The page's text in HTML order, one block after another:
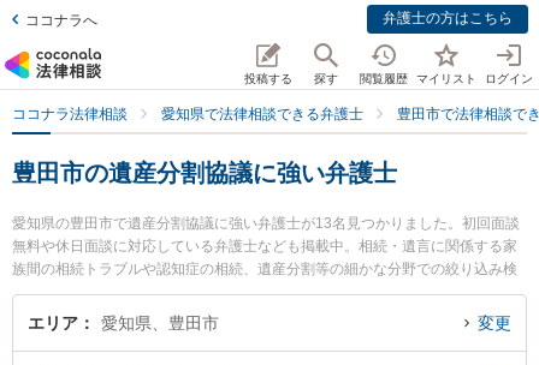
ココナラへ 弁護士の方はこちら
投稿する 探す 閲覧履歴 マイリスト ログイン
ココナラ法律相談 愛知県で法律相談できる弁護士 豊田市で法律相談で
豊田市の遺産分割協議に強い弁護士
愛知県の豊田市で遺産分割協議に強い弁護士が13名見つかりました。初回面談
無料や休日面談に対応している弁護士なども掲載中。相続・遺言に関係する家
族間の相続トラブルや認知症の相続、遺産分割等の細かな分野での絞り込み検
索もでき便利です。特に倉橋法律事務所の倉橋 敏夫弁護士や弁護士法人心 豊田
法律事務所の武田 彰弘弁護士、豊田総合法律事務所の村松 周平弁護士のプロフ
エリア 愛知県、豊田市 変更